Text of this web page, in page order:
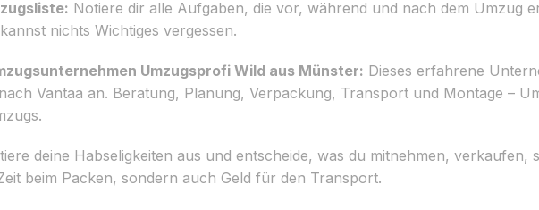
Notiere dir alle Aufgaben, die vor, während und nach dem Umzug
nichts Wichtiges vergessen.
Umzugsprofi Wild aus Münster: Dieses erfahrene
Vantaa an. Beratung, Planung, Verpackung, Transport und Montage –
deine Habseligkeiten aus und entscheide, was du mitnehmen, verkaufen,
beim Packen, sondern auch Geld für den Transport.